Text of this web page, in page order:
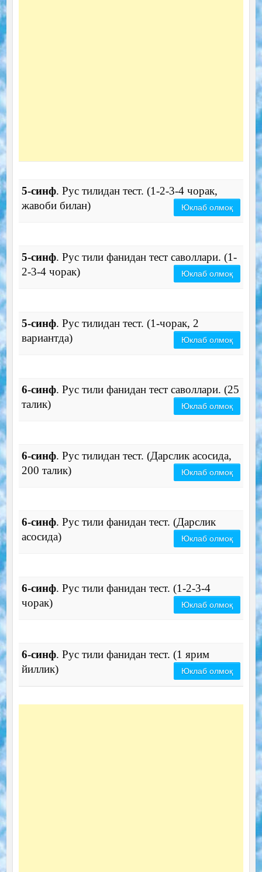
5-синф. Рус тилидан тест. (1-2-3-4 чорак,
жавоби билан)
Юклаб олмоқ
5-синф. Рус тили фанидан тест саволлари. (1-
2-3-4 чорак)
Юклаб олмоқ
5-синф. Рус тилидан тест. (1-чорак, 2
вариантда)
Юклаб олмоқ
6-синф. Рус тили фанидан тест саволлари. (25
талик)
Юклаб олмоқ
6-синф. Рус тилидан тест. (Дарслик асосида,
200 талик)
Юклаб олмоқ
6-синф. Рус тили фанидан тест. (Дарслик
асосида)
Юклаб олмоқ
6-синф. Рус тили фанидан тест. (1-2-3-4
чорак)
Юклаб олмоқ
6-синф. Рус тили фанидан тест. (1 ярим
йиллик)
Юклаб олмоқ